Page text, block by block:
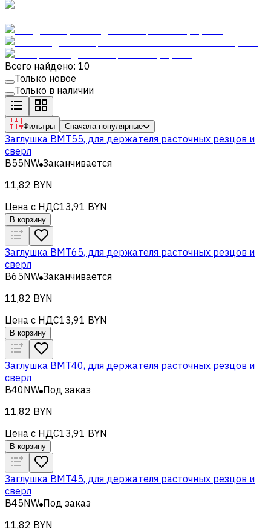
Всего найдено: 10
Только новое
Только в наличии
Фильтры Сначала популярные
Заглушка BMT55, для держателя расточных резцов и
сверл
B55NW Заканчивается
11,82 BYN
Цена с НДС13,91 BYN
В корзину
Заглушка BMT65, для держателя расточных резцов и
сверл
B65NW Заканчивается
11,82 BYN
Цена с НДС13,91 BYN
В корзину
Заглушка BMT40, для держателя расточных резцов и
сверл
B40NW Под заказ
11,82 BYN
Цена с НДС13,91 BYN
В корзину
Заглушка BMT45, для держателя расточных резцов и
сверл
B45NW Под заказ
11,82 BYN